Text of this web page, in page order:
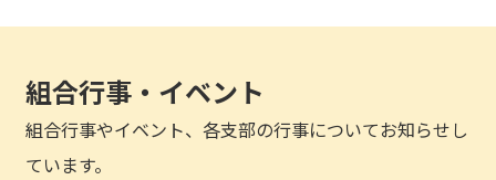
組合行事・イベント
組合行事やイベント、各支部の行事についてお知らせし
ています。